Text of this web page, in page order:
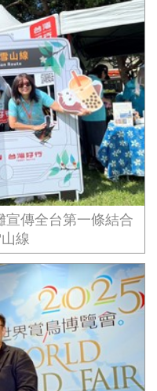
宣傳全台第一條結合
線